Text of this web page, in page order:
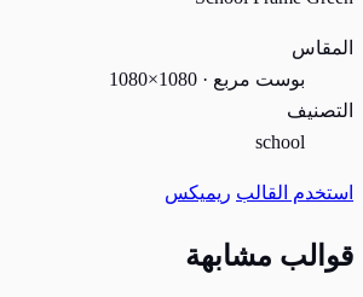
المقاس
بوست مربع · 1080×1080
التصنيف
school
استخدم القالب ريميكس
قوالب مشابهة